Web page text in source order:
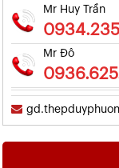
Mr Huy Trần
Mr Đô